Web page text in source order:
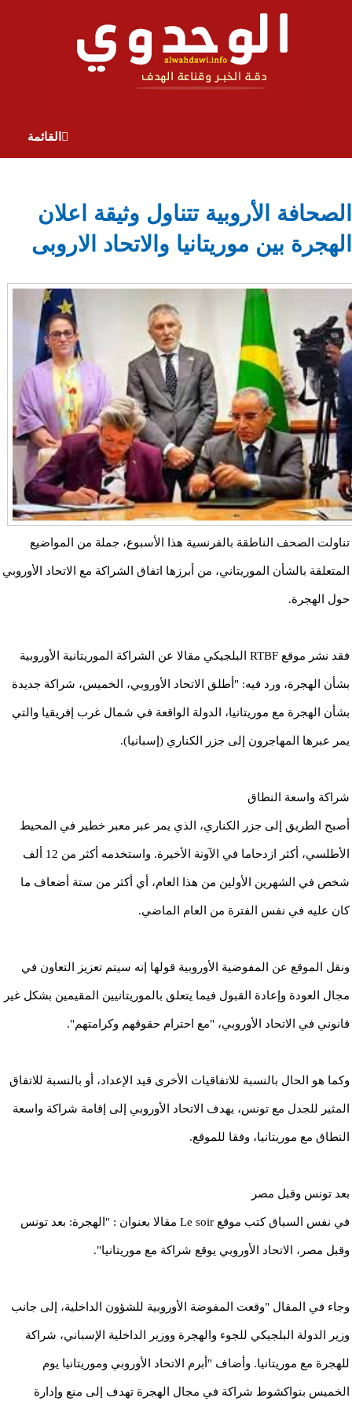
القائمة
الصحافة الأروبية تتناول وثيقة اعلان
الهجرة بين موريتانيا والاتحاد الاروبى
تناولت الصحف الناطقة بالفرنسية هذا الأسبوع، جملة من المواضيع
المتعلقة بالشأن الموريتاني، من أبرزها اتفاق الشراكة مع الاتحاد الأوروبي
حول الهجرة.
فقد نشر موقع RTBF البلجيكي مقالا عن الشراكة الموريتانية الأوروبية
بشأن الهجرة، ورد فيه: "أطلق الاتحاد الأوروبي، الخميس، شراكة جديدة
بشأن الهجرة مع موريتانيا، الدولة الواقعة في شمال غرب إفريقيا والتي
يمر عبرها المهاجرون إلى جزر الكناري (إسبانيا).
شراكة واسعة النطاق
أصبح الطريق إلى جزر الكناري، الذي يمر عبر معبر خطير في المحيط
الأطلسي، أكثر ازدحاما في الآونة الأخيرة. واستخدمه أكثر من 12 ألف
شخص في الشهرين الأولين من هذا العام، أي أكثر من ستة أضعاف ما
كان عليه في نفس الفترة من العام الماضي.
ونقل الموقع عن المفوضية الأوروبية قولها إنه سيتم تعزيز التعاون في
مجال العودة وإعادة القبول فيما يتعلق بالموريتانيين المقيمين بشكل غير
قانوني في الاتحاد الأوروبي، "مع احترام حقوقهم وكرامتهم".
وكما هو الحال بالنسبة للاتفاقيات الأخرى قيد الإعداد، أو بالنسبة للاتفاق
المثير للجدل مع تونس، يهدف الاتحاد الأوروبي إلى إقامة شراكة واسعة
النطاق مع موريتانيا، وفقا للموقع.
بعد تونس وقبل مصر
في نفس السياق كتب موقع Le soir مقالا بعنوان : "الهجرة: بعد تونس
وقبل مصر، الاتحاد الأوروبي يوقع شراكة مع موريتانيا".
وجاء في المقال "وقعت المفوضة الأوروبية للشؤون الداخلية، إلى جانب
وزير الدولة البلجيكي للجوء والهجرة ووزير الداخلية الإسباني، شراكة
للهجرة مع موريتانيا. وأضاف "أبرم الاتحاد الأوروبي وموريتانيا يوم
الخميس بنواكشوط شراكة في مجال الهجرة تهدف إلى منع وإدارة